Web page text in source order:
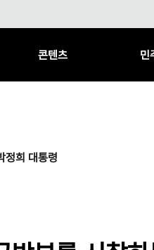
콘텐츠 민
정희 대통령